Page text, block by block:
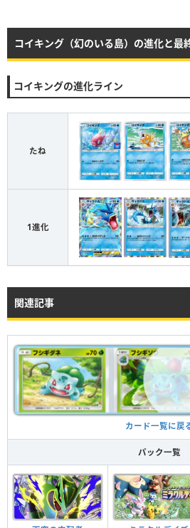
コイキング（幻のいる島）の進化と最
コイキングの進化ライン
たね
1進化
関連記事
カード一覧に戻
パック一覧